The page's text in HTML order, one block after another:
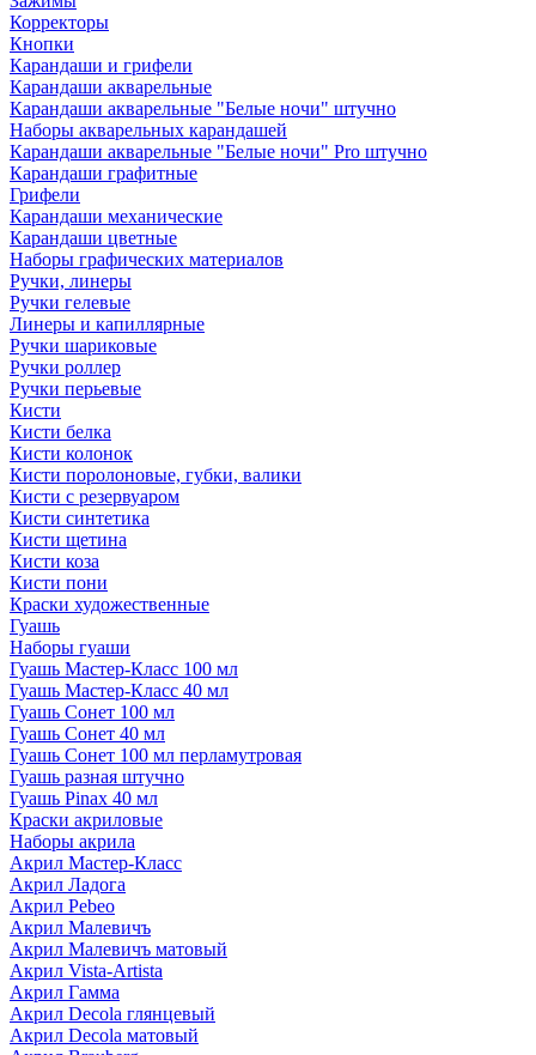
Корректоры
Кнопки
Карандаши и грифели
Карандаши акварельные
Карандаши акварельные "Белые ночи" штучно
Наборы акварельных карандашей
Карандаши акварельные "Белые ночи" Pro штучно
Карандаши графитные
Грифели
Карандаши механические
Карандаши цветные
Наборы графических материалов
Ручки, линеры
Ручки гелевые
Линеры и капиллярные
Ручки шариковые
Ручки роллер
Ручки перьевые
Кисти
Кисти белка
Кисти колонок
Кисти поролоновые, губки, валики
Кисти с резервуаром
Кисти синтетика
Кисти щетина
Кисти коза
Кисти пони
Краски художественные
Гуашь
Наборы гуаши
Гуашь Мастер-Класс 100 мл
Гуашь Мастер-Класс 40 мл
Гуашь Сонет 100 мл
Гуашь Сонет 40 мл
Гуашь Сонет 100 мл перламутровая
Гуашь разная штучно
Гуашь Pinax 40 мл
Краски акриловые
Наборы акрила
Акрил Мастер-Класс
Акрил Ладога
Акрил Pebeo
Акрил Малевичъ
Акрил Малевичъ матовый
Акрил Vista-Artista
Акрил Гамма
Акрил Decola глянцевый
Акрил Decola матовый